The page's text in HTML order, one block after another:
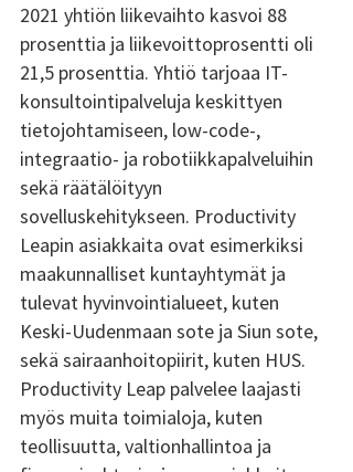
2021 yhtiön liikevaihto kasvoi 88
prosenttia ja liikevoittoprosentti oli
21,5 prosenttia. Yhtiö tarjoaa IT-
konsultointipalveluja keskittyen
tietojohtamiseen, low-code-,
integraatio- ja robotiikkapalveluihin
sekä räätälöityyn
sovelluskehitykseen. Productivity
Leapin asiakkaita ovat esimerkiksi
maakunnalliset kuntayhtymät ja
tulevat hyvinvointialueet, kuten
Keski-Uudenmaan sote ja Siun sote,
sekä sairaanhoitopiirit, kuten HUS.
Productivity Leap palvelee laajasti
myös muita toimialoja, kuten
teollisuutta, valtionhallintoa ja